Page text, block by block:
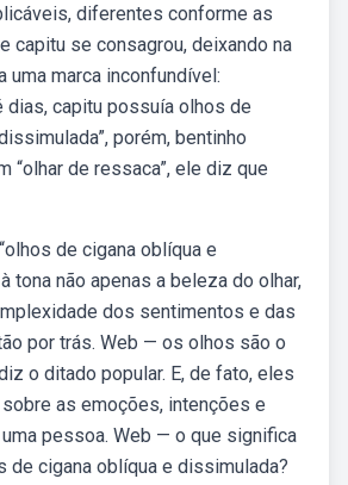
diferentes conforme as
capitu se consagrou, deixando na
uma marca inconfundível:
dias, capitu possuía olhos de
porém, bentinho
“olhar de ressaca”, ele diz que
de cigana oblíqua e
tona não apenas a beleza do olhar,
dos sentimentos e das
por trás. Web — os olhos são o
o ditado popular. E, de fato, eles
as emoções, intenções e
pessoa. Web — o que significa
de cigana oblíqua e dissimulada?